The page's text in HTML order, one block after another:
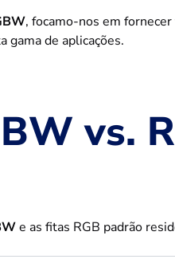
, focamo-nos em
gama de aplicações.
vs.
e as fitas RGB padrão